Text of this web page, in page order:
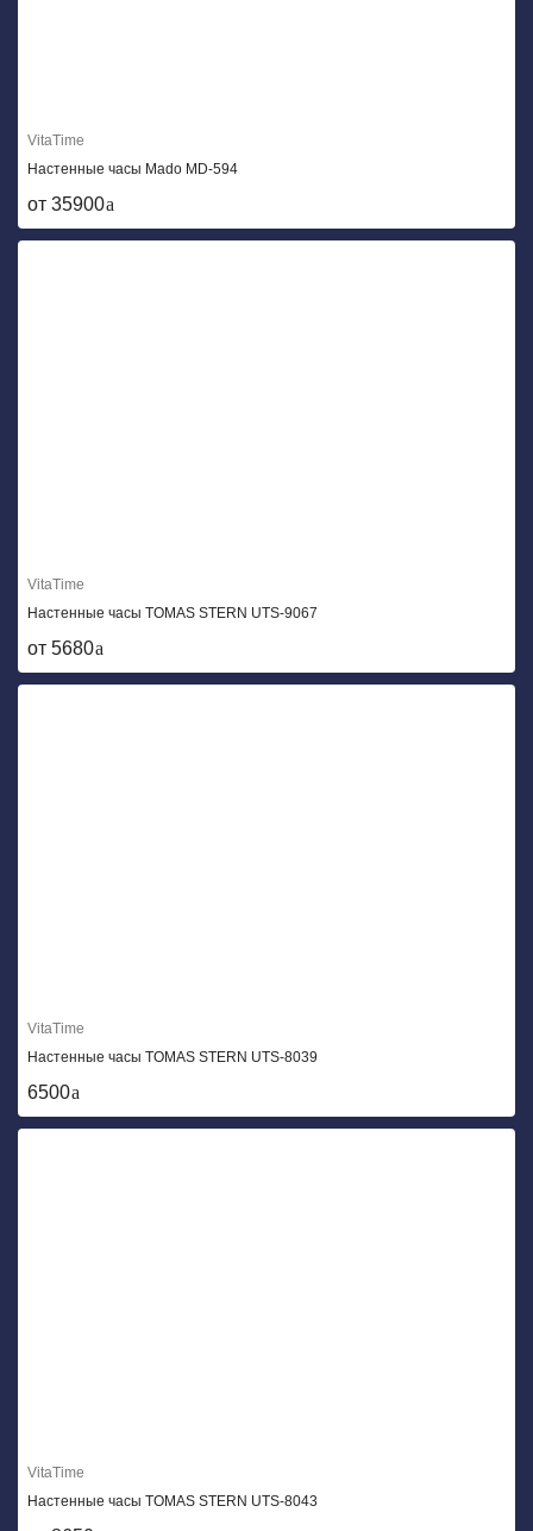
VitaTime
Настенные часы Mado MD-594
от 35900
VitaTime
Настенные часы TOMAS STERN UTS-9067
от 5680
VitaTime
Настенные часы TOMAS STERN UTS-8039
6500
VitaTime
Настенные часы TOMAS STERN UTS-8043